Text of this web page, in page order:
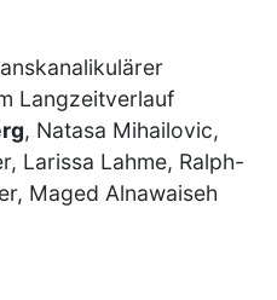
Langzeitverlauf
, Natasa Mihailovic,
Larissa Lahme, Ralph-
Maged Alnawaiseh